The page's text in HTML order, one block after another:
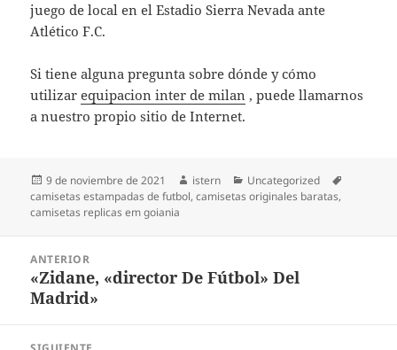
juego de local en el Estadio Sierra Nevada ante
Atlético F.C.
Si tiene alguna pregunta sobre dónde y cómo
utilizarequipacion inter de milan , puede llamarnos
a nuestro propio sitio de Internet.
Publicado
el
9 de noviembre de 2021 Autor
istern Categorías
Uncategorized
camisetas estampadas de futbol,camisetas originales baratas,
camisetas replicas em goiania
entradas
ANTERIOR
Entrada
anterior:
«Zidane, «director De Fútbol» Del
Madrid»